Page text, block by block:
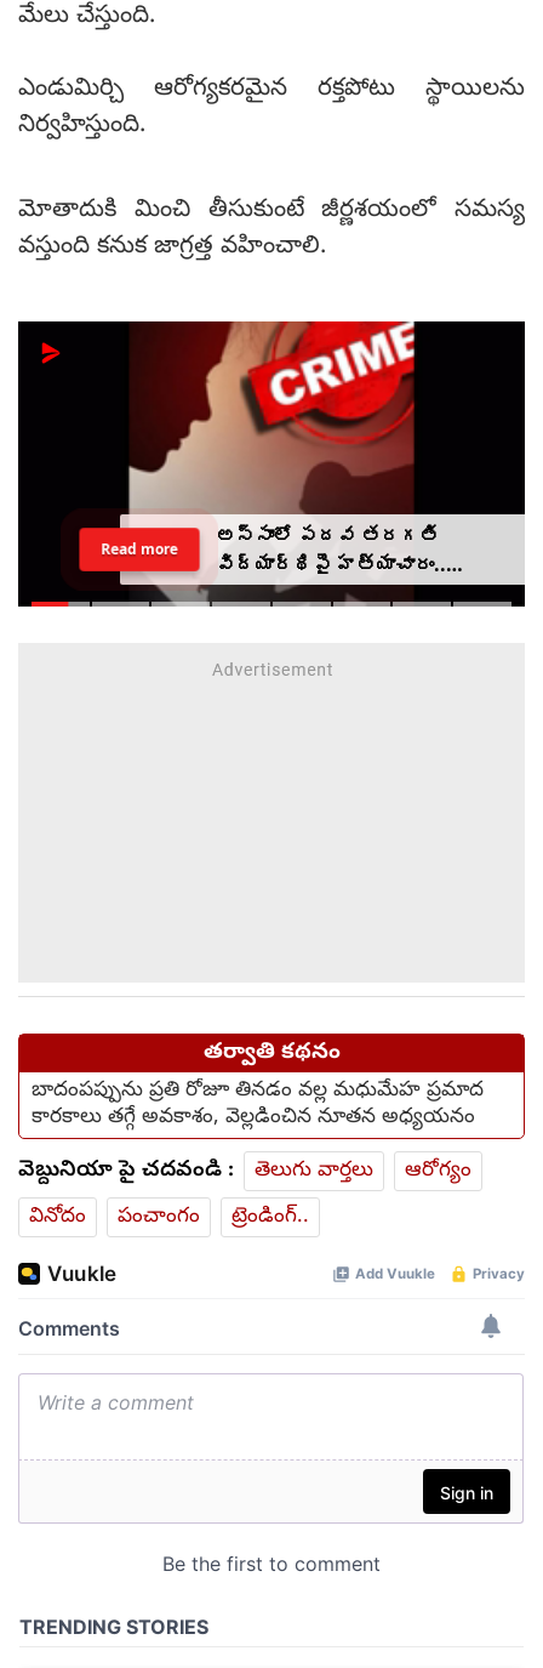
మేలు చేస్తుంది.
ఎండుమిర్చి ఆరోగ్యకరమైన రక్తపోటు స్థాయిలను
నిర్వహిస్తుంది.
మోతాదుకి మించి తీసుకుంటే జీర్ణశయంలో సమస్య
వస్తుంది కనుక జాగ్రత్త వహించాలి.
అస్సాంలో పదవ తరగతి
విద్యార్థిపై హత్యాచారం..
ఫంక్షన్‌కు వెళ్లిన తల్లి..
Read more
తర్వాతి కథనం
బాదంపప్పును ప్రతి రోజూ తినడం వల్ల మధుమేహ ప్రమాద
కారకాలు తగ్గే అవకాశం, వెల్లడించిన నూతన అధ్యయనం
వెబ్దునియా పై చదవండి : తెలుగు వార్తలు
ఆరోగ్యం
వినోదం
పంచాంగం ట్రెండింగ్..